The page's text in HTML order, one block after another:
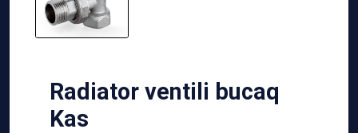
Radiator ventili bucaq
Kas